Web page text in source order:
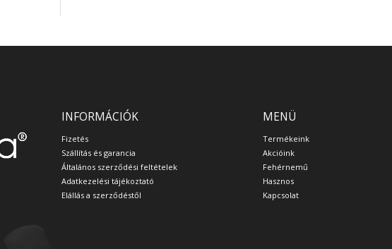
INFORMÁCIÓK
Fizetés
Szállítás és garancia
Általános szerződési feltételek
Adatkezelési tájékoztató
Elállás a szerződéstől
MENÜ
Termékeink
Akcióink
Fehérnemű
Hasznos
Kapcsolat